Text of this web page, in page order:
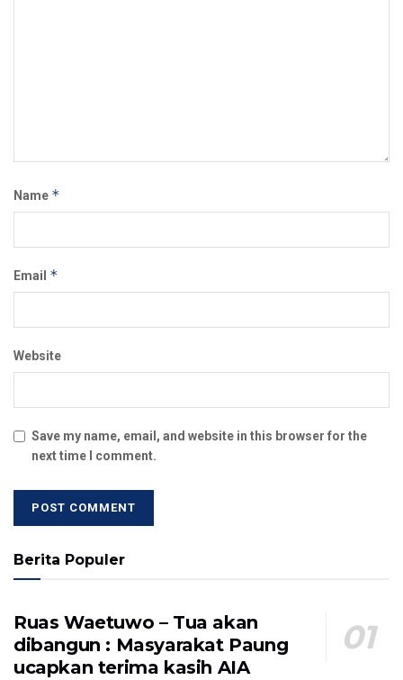
Name *
Email *
Website
Save my name, email, and website in this browser for the
next time I comment.
Berita Populer
Ruas Waetuwo – Tua akan
dibangun : Masyarakat Paung
ucapkan terima kasih AIA